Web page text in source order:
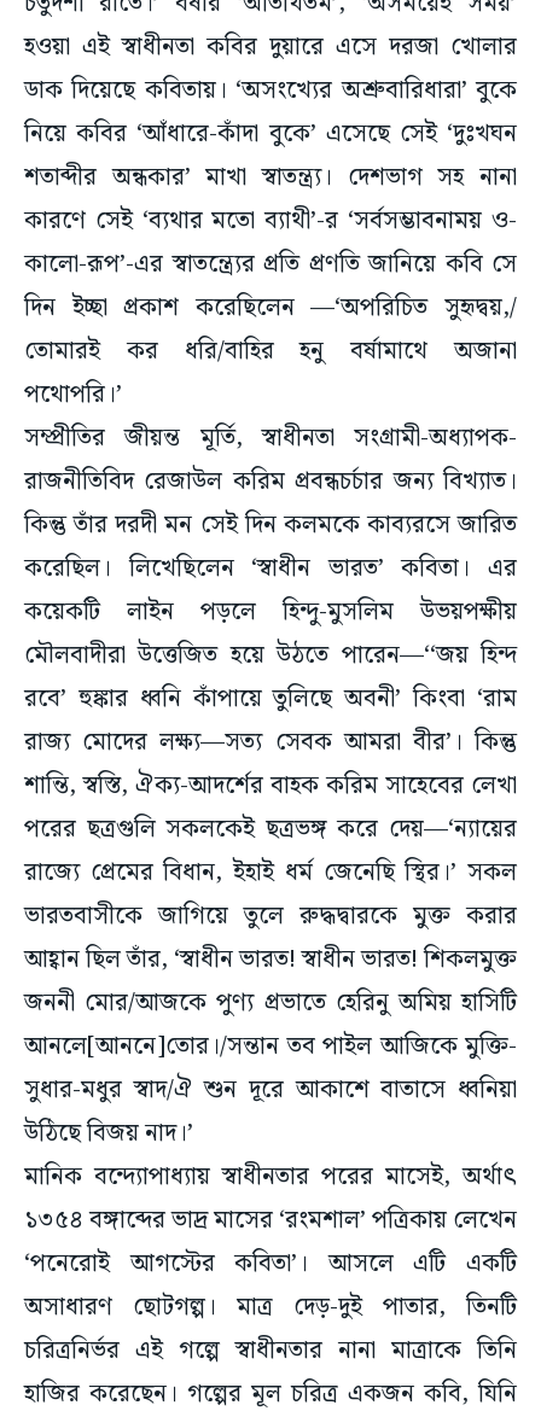
ডাক দিয়েছে কবিতায়। ‘অসংখ্যের অশ্রুবারিধারা’ বুকে
নিয়ে কবির ‘আঁধারে-কাঁদা বুকে’ এসেছে সেই ‘দুঃখঘন
শতাব্দীর অন্ধকার’ মাখা স্বাতন্ত্র্য। দেশভাগ সহ নানা
কারণে সেই ‘ব্যথার মতো ব্যাথী’-র ‘সর্বসম্ভাবনাময় ও-
কালো-রূপ’-এর স্বাতন্ত্র্যের প্রতি প্রণতি জানিয়ে কবি সে
দিন ইচ্ছা প্রকাশ করেছিলেন —‘অপরিচিত সুহৃদ্বয়,/
তোমারই কর ধরি/বাহির হনু বর্ষামাথে অজানা
পথোপরি।’
সম্প্রীতির জীয়ন্ত মূর্তি, স্বাধীনতা সংগ্রামী-অধ্যাপক-
রাজনীতিবিদ রেজাউল করিম প্রবন্ধচর্চার জন্য বিখ্যাত।
কিন্তু তাঁর দরদী মন সেই দিন কলমকে কাব্যরসে জারিত
করেছিল। লিখেছিলেন ‘স্বাধীন ভারত’ কবিতা। এর
কয়েকটি লাইন পড়লে হিন্দু-মুসলিম উভয়পক্ষীয়
মৌলবাদীরা উত্তেজিত হয়ে উঠতে পারেন—‘‘জয় হিন্দ
রবে’ হুঙ্কার ধ্বনি কাঁপায়ে তুলিছে অবনী’ কিংবা ‘রাম
রাজ্য মোদের লক্ষ্য—সত্য সেবক আমরা বীর’। কিন্তু
শান্তি, স্বস্তি, ঐক্য-আদর্শের বাহক করিম সাহেবের লেখা
পরের ছত্রগুলি সকলকেই ছত্রভঙ্গ করে দেয়—‘ন্যায়ের
রাজ্যে প্রেমের বিধান, ইহাই ধর্ম জেনেছি স্থির।’ সকল
ভারতবাসীকে জাগিয়ে তুলে রুদ্ধদ্বারকে মুক্ত করার
আহ্বান ছিল তাঁর, ‘স্বাধীন ভারত! স্বাধীন ভারত! শিকলমুক্ত
জননী মোর/আজকে পুণ্য প্রভাতে হেরিনু অমিয় হাসিটি
আনলে[আননে]তোর।/সন্তান তব পাইল আজিকে মুক্তি-
সুধার-মধুর স্বাদ/ঐ শুন দূরে আকাশে বাতাসে ধ্বনিয়া
উঠিছে বিজয় নাদ।’
মানিক বন্দ্যোপাধ্যায় স্বাধীনতার পরের মাসেই, অর্থাৎ
১৩৫৪ বঙ্গাব্দের ভাদ্র মাসের ‘রংমশাল’ পত্রিকায় লেখেন
‘পনেরোই আগস্টের কবিতা’। আসলে এটি একটি
অসাধারণ ছোটগল্প। মাত্র দেড়-দুই পাতার, তিনটি
চরিত্রনির্ভর এই গল্পে স্বাধীনতার নানা মাত্রাকে তিনি
হাজির করেছেন। গল্পের মূল চরিত্র একজন কবি, যিনি
আসন্ন স্বাধীনতা দিবসকে নিয়ে কবিতা লিখতে চেয়েও